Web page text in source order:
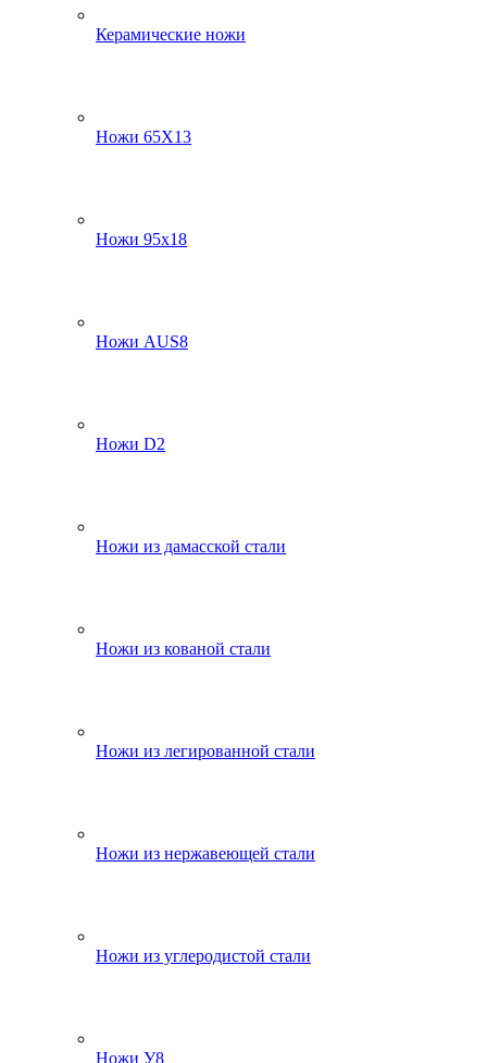
Керамические ножи
Ножи 65Х13
Ножи 95х18
Ножи AUS8
Ножи D2
Ножи из дамасской стали
Ножи из кованой стали
Ножи из легированной стали
Ножи из нержавеющей стали
Ножи из углеродистой стали
Ножи У8